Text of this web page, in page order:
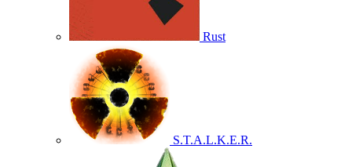
Rust
S.T.A.L.K.E.R.